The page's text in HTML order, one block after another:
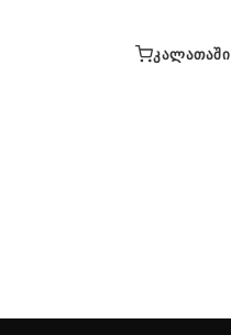
ᲙᲐᲚᲐᲗᲐᲨᲘ